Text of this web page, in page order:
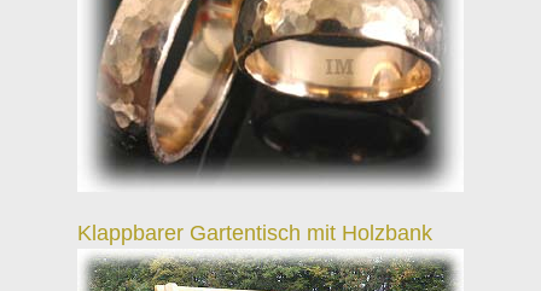
Klappbarer Gartentisch mit Holzbank